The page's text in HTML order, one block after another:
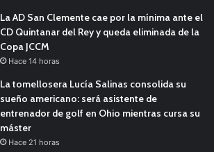
La AD San Clemente cae por la mínima ante el
CD Quintanar del Rey y queda eliminada de la
Copa JCCM
Hace 14 horas
La tomellosera Lucía Salinas consolida su
sueño americano: será asistente de
entrenador de golf en Ohio mientras cursa su
máster
Hace 21 horas